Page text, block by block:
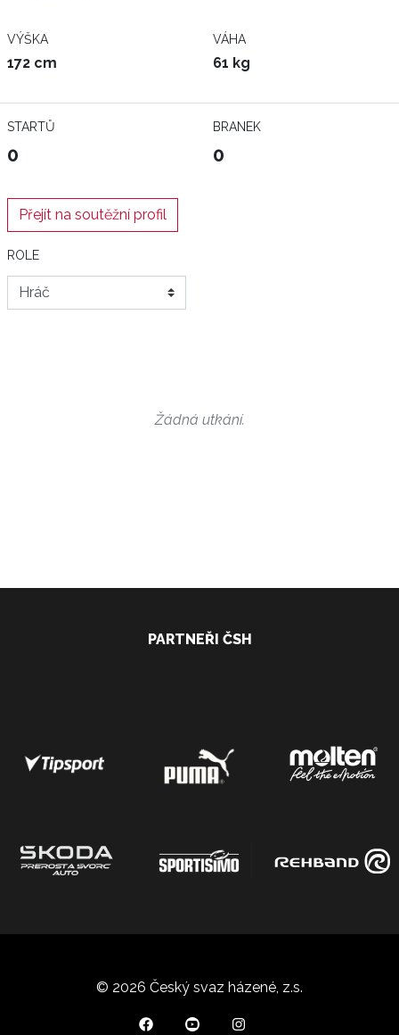
VÝŠKA
172 cm
VÁHA
61 kg
STARTŮ
0
BRANEK
0
Přejít na soutěžní profil
ROLE
Žádná utkání.
PARTNEŘI ČSH
© 2026 Český svaz házené, z.s.